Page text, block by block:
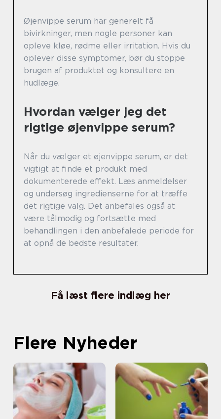
Øjenvippe serum har generelt få
bivirkninger, men nogle personer kan
opleve kløe, rødme eller irritation. Hvis du
oplever disse symptomer, bør du stoppe
brugen af produktet og konsultere en
hudlæge.
Hvordan vælger jeg det
rigtige øjenvippe serum?
Når du vælger et øjenvippe serum, er det
vigtigt at finde et produkt med
dokumenterede effekt. Læs anmeldelser
og undersøg ingredienserne for at træffe
det rigtige valg. Det anbefales også at
være tålmodig og fortsætte med
behandlingen i den anbefalede periode for
at opnå de bedste resultater.
Få læst flere indlæg her
Flere Nyheder